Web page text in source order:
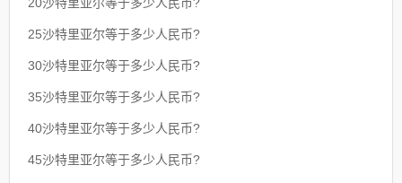
20沙特里亚尔等于多少人民币?
25沙特里亚尔等于多少人民币?
30沙特里亚尔等于多少人民币?
35沙特里亚尔等于多少人民币?
40沙特里亚尔等于多少人民币?
45沙特里亚尔等于多少人民币?